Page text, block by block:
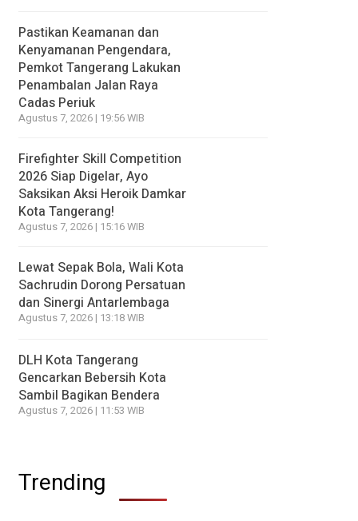
Pastikan Keamanan dan
Kenyamanan Pengendara,
Pemkot Tangerang Lakukan
Penambalan Jalan Raya
Cadas Periuk
Agustus 7, 2026 | 19:56 WIB
Firefighter Skill Competition
2026 Siap Digelar, Ayo
Saksikan Aksi Heroik Damkar
Kota Tangerang!
Agustus 7, 2026 | 15:16 WIB
Lewat Sepak Bola, Wali Kota
Sachrudin Dorong Persatuan
dan Sinergi Antarlembaga
Agustus 7, 2026 | 13:18 WIB
DLH Kota Tangerang
Gencarkan Bebersih Kota
Sambil Bagikan Bendera
Agustus 7, 2026 | 11:53 WIB
Trending